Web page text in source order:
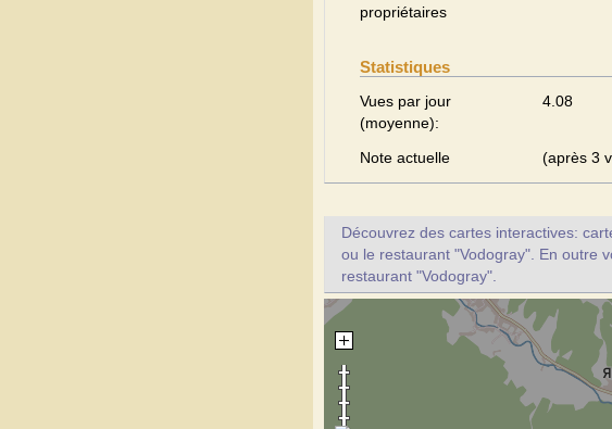
propriétaires
Statistiques
Vues par jour
(moyenne):
4.08
Note actuelle (après 3
Découvrez des cartes interactives:
ou le restaurant "Vodogray". En outre
restaurant "Vodogray".